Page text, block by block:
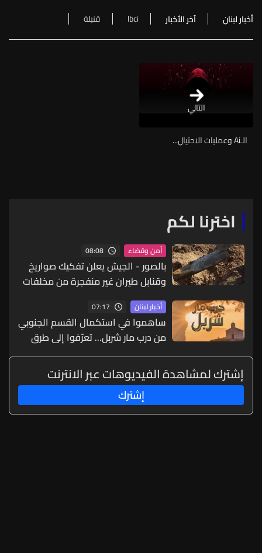
أخبار لبنان آخر الأخبار lbci قنبلة
التالي
الـAi وعمليات الاحتيال...
اخترنا لكم
أمن وقضاء 08:08
بالصور - الجيش يعلن تفكيك صواريخ
وقنابل طيران غير منفجرة من مخلفات
العدوان الإسرائيلي
أخبار لبنان 07:17
ساهموا في استكمال القسم الجنوبي
من درب مار شربل... تعرّفوا إلى طرق
التبرّع من لبنان وأميركا وكندا وأستراليا
وأوروبا
إشترك لمشاهدة الفيديوهات عبر الانترنت
إشترك